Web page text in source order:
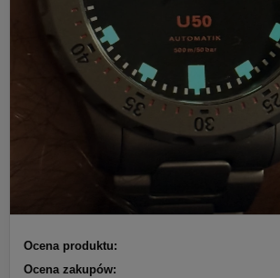
Ocena produktu:
Ocena zakupów: